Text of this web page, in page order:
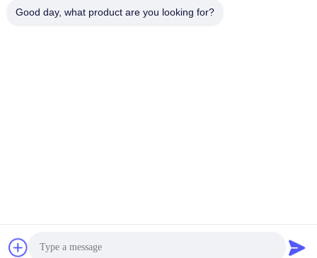
1ra Carretera Zhongyi, Distrito de Yuhua, Changsha, Hunan,
Good day, what product are you looking for?